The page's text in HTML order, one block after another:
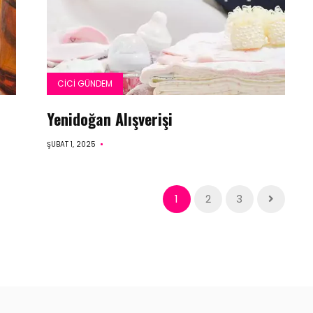
CICI GÜNDEM
Yenidoğan Alışverişi
ŞUBAT 1, 2025
1 2 3